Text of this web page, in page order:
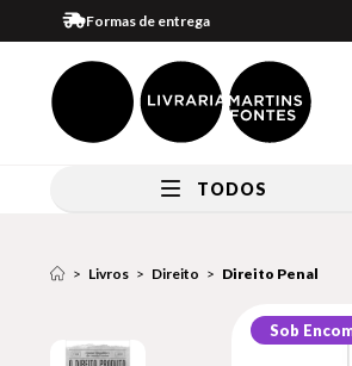
Formas de entrega
TODOS
Livros Direito Direito Penal
Sob